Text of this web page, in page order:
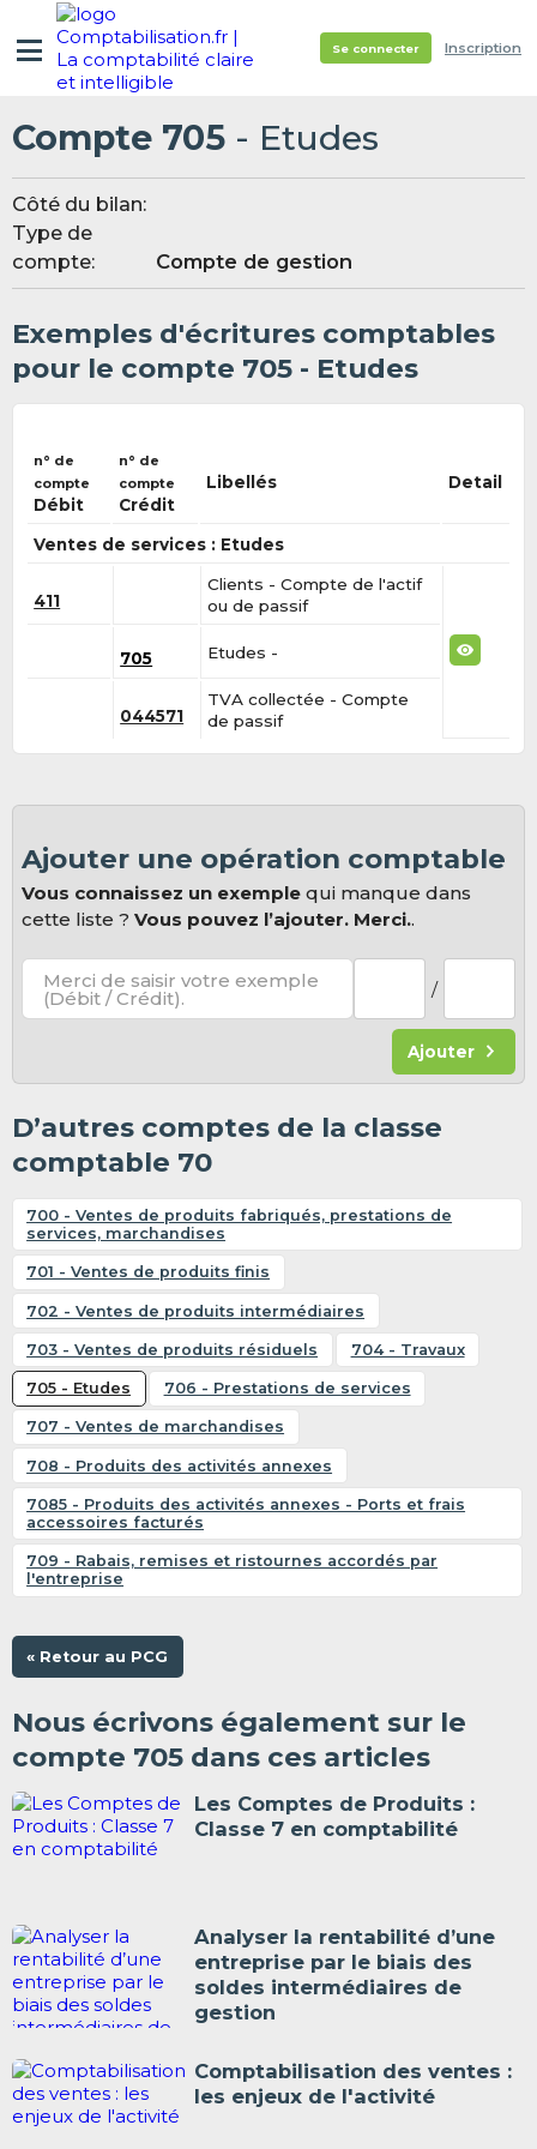
Se connecter Inscription
Compte 705 - Etudes
Côté du bilan:
Type de
compte:
Compte de gestion
Exemples d'écritures comptables
pour le compte 705 - Etudes
n° de
compte
Débit
n° de
compte
Crédit
Libellés Detail
Ventes de services : Etudes
411
Clients - Compte de l'actif
ou de passif
705 Etudes -
044571
TVA collectée - Compte
de passif
Ajouter une opération comptable
Vous connaissez un exemple qui manque dans
cette liste ?Vous pouvez l’ajouter. Merci..
Merci de saisir votre exemple
(Débit / Crédit). /
Ajouter
D’autres comptes de la classe
comptable 70
700 - Ventes de produits fabriqués, prestations de
services, marchandises
701 - Ventes de produits finis
702 - Ventes de produits intermédiaires
703 - Ventes de produits résiduels 704 - Travaux
705 - Etudes 706 - Prestations de services
707 - Ventes de marchandises
708 - Produits des activités annexes
7085 - Produits des activités annexes - Ports et frais
accessoires facturés
709 - Rabais, remises et ristournes accordés par
l'entreprise
« Retour au PCG
Nous écrivons également sur le
compte 705 dans ces articles
Les Comptes de Produits :
Classe 7 en comptabilité
Analyser la rentabilité d’une
entreprise par le biais des
soldes intermédiaires de
gestion
Comptabilisation des ventes :
les enjeux de l'activité